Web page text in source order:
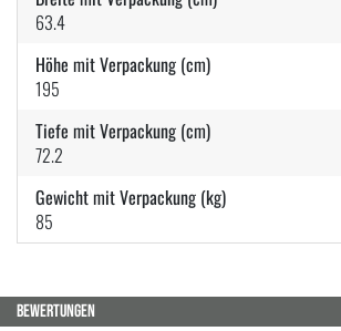
63.4
Höhe mit Verpackung (cm)
195
Tiefe mit Verpackung (cm)
72.2
Gewicht mit Verpackung (kg)
85
BEWERTUNGEN